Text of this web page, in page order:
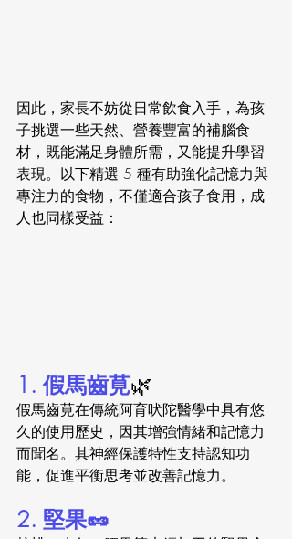
因此，家長不妨從日常飲食入手，為孩
子挑選一些天然、營養豐富的補腦食
材，既能滿足身體所需，又能提升學習
表現。以下精選 5 種有助強化記憶力與
專注力的食物，不僅適合孩子食用，成
人也同樣受益：
1. 假馬齒莧🌿
假馬齒莧在傳統阿育吠陀醫學中具有悠
久的使用歷史，因其增強情緒和記憶力
而聞名。其神經保護特性支持認知功
能，促進平衡思考並改善記憶力。
2. 堅果🥜